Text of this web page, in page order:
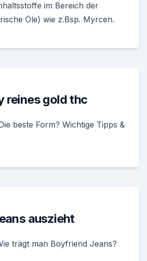
im Bereich der
Öle) wie z.Bsp. Myrcen.
reines gold thc
beste Form? Wichtige Tipps &
auszieht
trägt man Boyfriend Jeans?